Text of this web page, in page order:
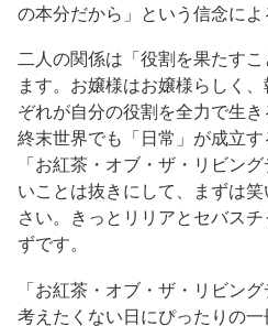
の本分だから」という信念によ
二人の関係は「役割を果たす
ます。お嬢様はお嬢様らしく
ぞれが自分の役割を全力で生
終末世界でも「日常」が成立
「お紅茶・オブ・ザ・リビン
いことは抜きにして、まずは
さい。きっとリリアとセバス
ずです。
「お紅茶・オブ・ザ・リビン
考えたくない日にぴったりの